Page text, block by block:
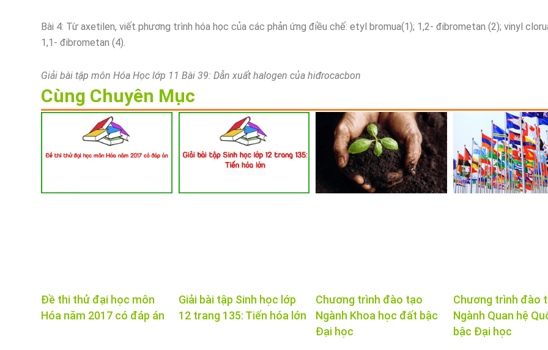
Bài 4: Từ axetilen, viết phương trình hóa học của các phản ứng điều chế: etyl bromua(1); 1,2- đibrometan (2); vinyl
1,1- đibrometan (4).
Giải bài tập môn Hóa Học lớp 11 Bài 39: Dẫn xuất halogen của hiđrocacbon
Cùng Chuyên Mục
Đề thi thử đại học môn
Hóa năm 2017 có đáp án
Giải bài tập Sinh học lớp
12 trang 135: Tiến hóa lớn
Chương trình đào tạo
Ngành Khoa học đất bậc
Đại học
Chương trình đào
Ngành Quan hệ
bậc Đại học